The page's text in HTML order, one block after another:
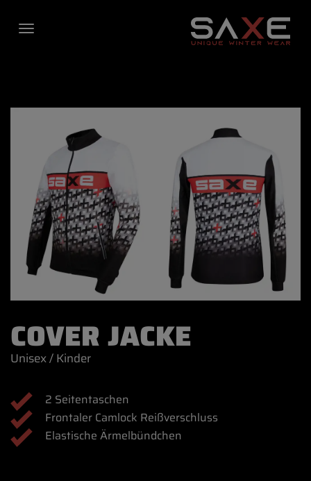
LANGLAUF RENNANZUG
LANGLAUF COVER & WESTEN
LANGLAUF SKIJACKE
COVER JACKE
Unisex / Kinder
2 Seitentaschen
Frontaler Camlock Reißverschluss
Elastische Ärmelbündchen